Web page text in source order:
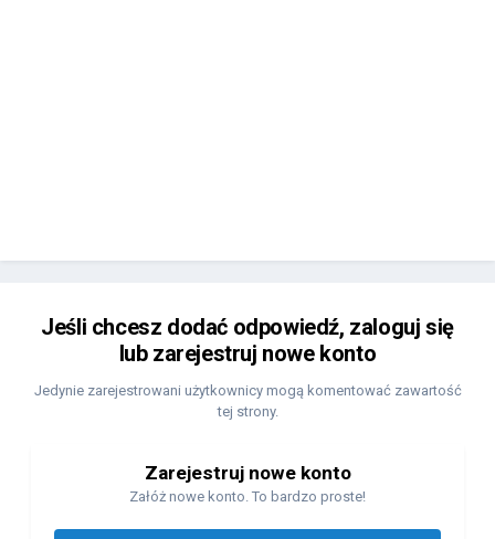
Jeśli chcesz dodać odpowiedź, zaloguj się
lub zarejestruj nowe konto
Jedynie zarejestrowani użytkownicy mogą komentować zawartość
tej strony.
Zarejestruj nowe konto
Załóż nowe konto. To bardzo proste!